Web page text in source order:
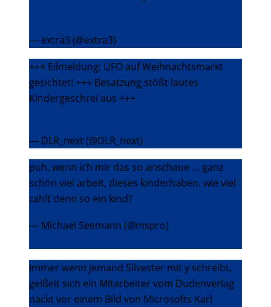
— extra3 (@extra3)
+++ Eilmeldung: UFO auf Weihnachtsmarkt
gesichtet! +++ Besatzung stößt lautes
Kindergeschrei aus +++
— DLR_next (@DLR_next)
puh, wenn ich mir das so anschaue … ganz
schön viel arbeit, dieses kinderhaben. wie viel
zahlt denn so ein kind?
— Michael Seemann (@mspro)
Immer wenn jemand Silvester mit y schreibt,
geißelt sich ein Mitarbeiter vom Dudenverlag
nackt vor einem Bild von Microsofts Karl